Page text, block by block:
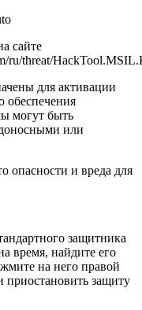
сайте
ru/threat/
для активации
обеспечения
могут быть
или
опасности и вреда для
защитника
время, найдите его
на него правой
защиту